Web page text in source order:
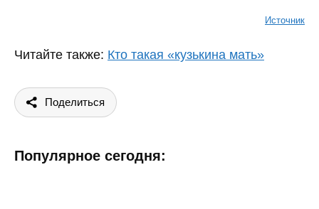
Источник
Читайте также: Кто такая «кузькина мать»
Поделиться
Популярное сегодня: